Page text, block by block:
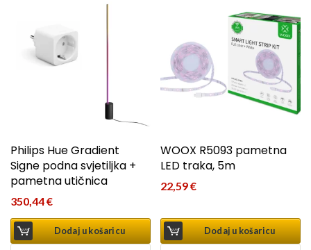
Philips Hue Gradient
Signe podna svjetiljka +
pametna utičnica
350,44€
Dodaj u košaricu
WOOX R5093 pametna
LED traka, 5m
22,59€
Dodaj u košaricu